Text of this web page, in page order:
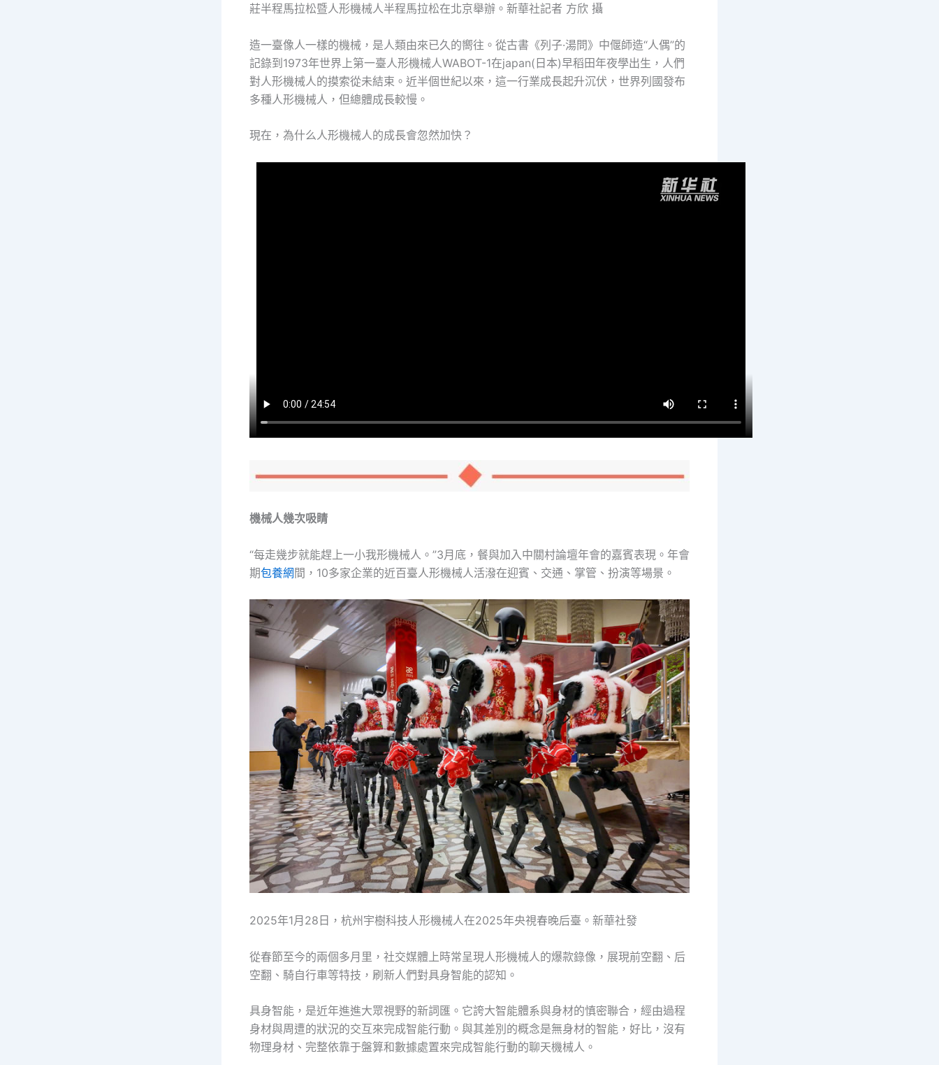
莊半程馬拉松暨人形機械人半程馬拉松在北京舉辦。新華社記者 方欣 攝
造一臺像人一樣的機械，是人類由來已久的嚮往。從古書《列子·湯問》中偃師造“人偶”的
記錄到1973年世界上第一臺人形機械人WABOT-1在japan(日本)早稻田年夜學出生，人們
對人形機械人的摸索從未結束。近半個世紀以來，這一行業成長起升沉伏，世界列國發布
多種人形機械人，但總體成長較慢。
現在，為什么人形機械人的成長會忽然加快？
機械人幾次吸睛
“每走幾步就能趕上一小我形機械人。”3月底，餐與加入中關村論壇年會的嘉賓表現。年會
期包養網間，10多家企業的近百臺人形機械人活潑在迎賓、交通、掌管、扮演等場景。
2025年1月28日，杭州宇樹科技人形機械人在2025年央視春晚后臺。新華社發
從春節至今的兩個多月里，社交媒體上時常呈現人形機械人的爆款錄像，展現前空翻、后
空翻、騎自行車等特技，刷新人們對具身智能的認知。
具身智能，是近年進進大眾視野的新詞匯。它誇大智能體系與身材的慎密聯合，經由過程
身材與周遭的狀況的交互來完成智能行動。與其差別的概念是無身材的智能，好比，沒有
物理身材、完整依靠于盤算和數據處置來完成智能行動的聊天機械人。